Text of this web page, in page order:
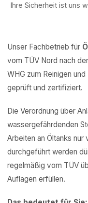
Ihre Sicherheit ist uns
Unser Fachbetrieb für
vom TÜV Nord nach
WHG zum Reinigen
geprüft und zertifiziert.
Die Verordnung über
wassergefährdenden
Arbeiten an Öltanks
durchgeführt werden
regelmäßig vom TÜV
Auflagen erfüllen.